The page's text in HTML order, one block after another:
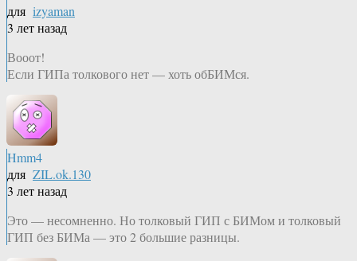
для izyaman
3 лет назад
Вооот!
Если ГИПа толкового нет — хоть обБИМся.
Hmm4
для ZIL.ok.130
3 лет назад
Это — несомненно. Но толковый ГИП с БИМом и толковый
ГИП без БИМа — это 2 большие разницы.